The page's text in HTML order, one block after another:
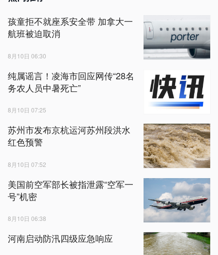
孩童拒不就座系安全带 加拿大一
航班被迫取消
8月10日 06:30
纯属谣言！凌海市回应网传“28名
务农人员中暑死亡”
8月10日 07:25
苏州市发布京杭运河苏州段洪水
红色预警
8月10日 07:52
美国前空军部长被指泄露“空军一
号”机密
8月10日 06:38
河南启动防汛四级应急响应